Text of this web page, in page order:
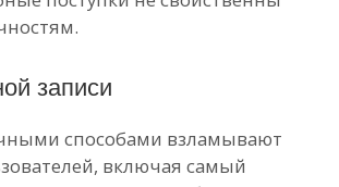
записи
способами взламывают
включая самый